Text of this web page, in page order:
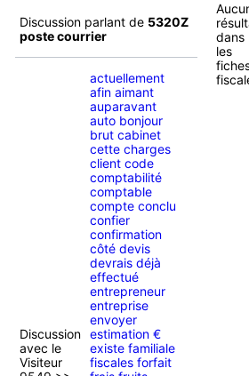
Discussion parlant de 5320Z
poste courrier
Discussion
avec le
Visiteur
actuellement
afin aimant
auparavant
auto bonjour
brut cabinet
cette charges
client code
comptabilité
comptable
compte conclu
confier
confirmation
côté devis
devrais déjà
effectué
entrepreneur
entreprise
envoyer
estimation €
existe familiale
fiscales forfait
dans
les